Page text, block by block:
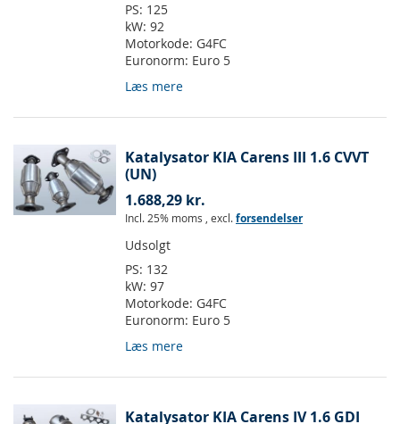
PS: 125
kW: 92
Motorkode: G4FC
Euronorm: Euro 5
Læs mere
Katalysator KIA Carens III 1.6 CVVT
(UN)
1.688,29 kr.
Incl. 25% moms , excl.forsendelser
Udsolgt
PS: 132
kW: 97
Motorkode: G4FC
Euronorm: Euro 5
Læs mere
Katalysator KIA Carens IV 1.6 GDI